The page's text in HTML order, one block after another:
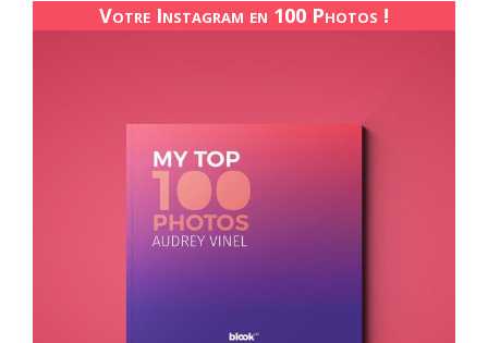
Votre Instagram en 100 Photos !